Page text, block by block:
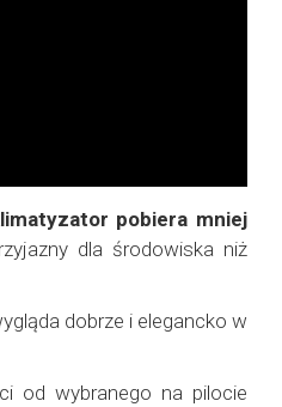
pobiera mniej
dla środowiska niż
dobrze i elegancko w
od wybranego na pilocie